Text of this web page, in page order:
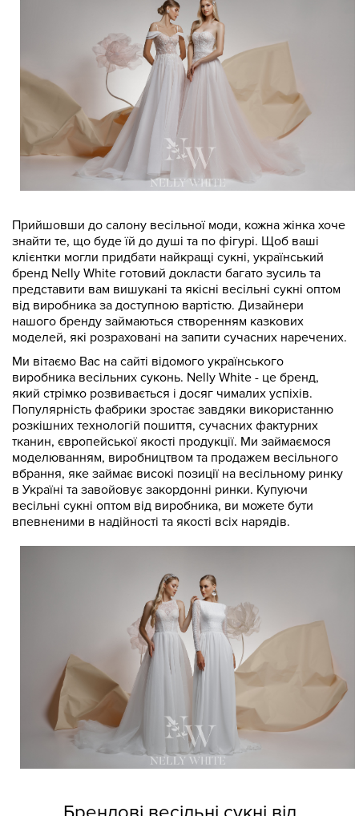
Прийшовши до салону весільної моди, кожна жінка хоче
знайти те, що буде їй до душі та по фігурі. Щоб ваші
клієнтки могли придбати найкращі сукні, український
бренд Nelly White готовий докласти багато зусиль та
представити вам вишукані та якісні весільні сукні оптом
від виробника за доступною вартістю. Дизайнери
нашого бренду займаються створенням казкових
моделей, які розраховані на запити сучасних наречених.
Ми вітаємо Вас на сайті відомого українського
виробника весільних суконь. Nelly White - це бренд,
який стрімко розвивається і досяг чималих успіхів.
Популярність фабрики зростає завдяки використанню
розкішних технологій пошиття, сучасних фактурних
тканин, європейської якості продукції. Ми займаємося
моделюванням, виробництвом та продажем весільного
вбрання, яке займає високі позиції на весільному ринку
в Україні та завойовує закордонні ринки. Купуючи
весільні сукні оптом від виробника, ви можете бути
впевненими в надійності та якості всіх нарядів.